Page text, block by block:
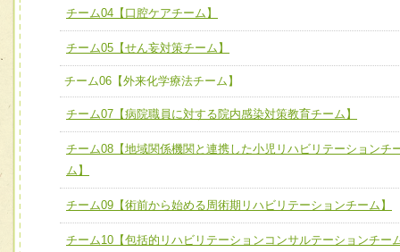
ユニット３ 多職種連携力
他職種の視点とスキルを学び、相互理解と連携を深める
チーム05【せん妄対策チーム】
チーム06【外来化学療法チーム】
チーム07【病院職員に対する院内感染対策教育チーム】
チーム08【地域関係機関と連携した小児リハビリテーショ
チーム09【術前から始める周術期リハビリテーションチー
ム】
チーム04【口腔ケアチーム】
チーム05【せん妄対策チーム】
チーム06【外来化学療法チーム】
チーム07【病院職員に対する院内感染対策教育チーム】
チーム08【地域関係機関と連携した小児リハビリテーションチ
ム】
チーム09【術前から始める周術期リハビリテーションチーム】
チーム10【包括的リハビリテーションコンサルテーションチー